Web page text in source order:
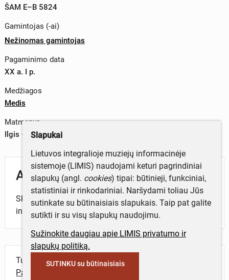
ŠAM E–B 5824
Gamintojas (-ai)
Nežinomas gamintojas
Pagaminimo data
XX a. I p.
Medžiagos
Medis
Matmenys
Ilgis – 15 ir 17 cm
Aprašymas
Skudučiai – mediniai pučiamieji muzikos
instrumentai. 2 vienetai.
Turite daugiau informacijos apie objektą?
Parašykite mums!
Slapukai
Lietuvos integralioje muziejų informacinėje
sistemoje (LIMIS) naudojami keturi pagrindiniai
slapukų (angl. cookies) tipai: būtinieji, funkciniai,
statistiniai ir rinkodariniai. Naršydami toliau Jūs
sutinkate su būtinaisiais slapukais. Taip pat galite
sutikti ir su visų slapukų naudojimu.
Sužinokite daugiau apie LIMIS privatumo ir
slapukų politiką.
SUTINKU su būtinaisiais